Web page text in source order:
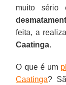
muito sério
feita, a
Caatinga.
O que é um
Caatinga?